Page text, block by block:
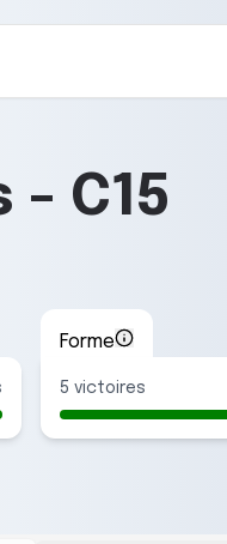
- C15
Forme
5 victoires